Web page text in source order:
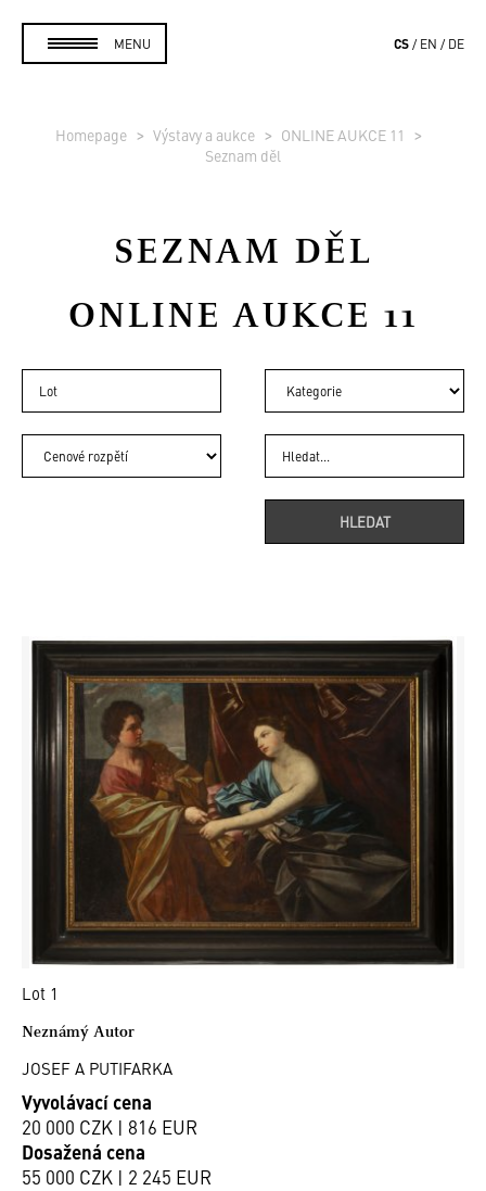
MENU CS EN DE
Homepage Výstavy a aukce
ONLINE AUKCE 11
Seznam děl
SEZNAM DĚL
ONLINE AUKCE 11
Lot 1
Neznámý Autor
JOSEF A PUTIFARKA
Vyvolávací cena
20 000 CZK | 816 EUR
Dosažená cena
55 000 CZK | 2 245 EUR